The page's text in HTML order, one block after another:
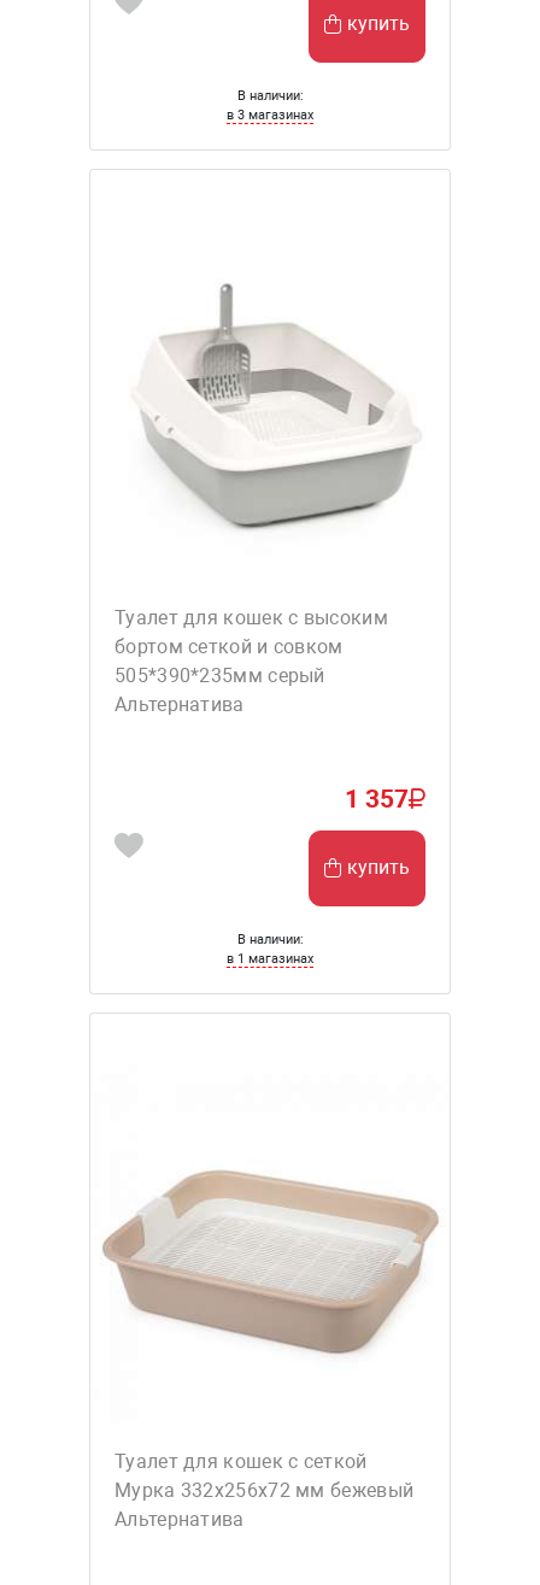
купить
В наличии:
в 3 магазинах
Туалет для кошек с высоким
бортом сеткой и совком
505*390*235мм серый
Альтернатива
1 357
купить
В наличии:
в 1 магазинах
Туалет для кошек с сеткой
Мурка 332х256х72 мм бежевый
Альтернатива